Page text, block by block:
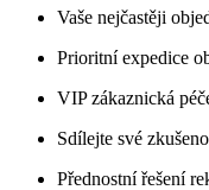
Vaše nejčastěji
Prioritní expedice
VIP zákaznická
Sdílejte své
Přednostní řešení